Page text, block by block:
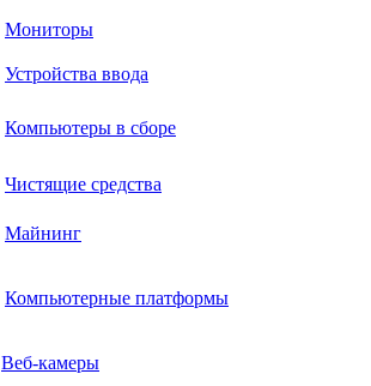
Мониторы
Устройства ввода
Компьютеры в сборе
Чистящие средства
Майнинг
Компьютерные платформы
Веб-камеры